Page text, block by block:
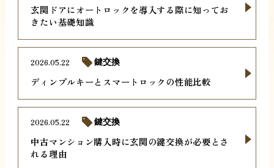
玄関ドアにオートロックを導入する際に知ってお
きたい基礎知識
ディンプルキーとスマートロックの性能比較
2026.05.22 鍵交換
中古マンション購入時に玄関の鍵交換が必要とさ
れる理由
2026.05.22 鍵交換